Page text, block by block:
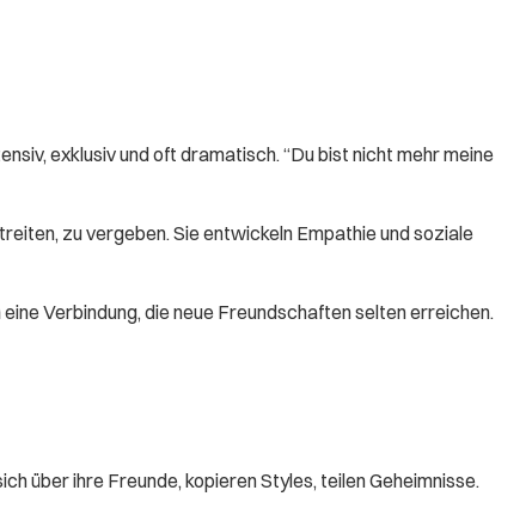
exklusiv und oft dramatisch. “Du bist nicht mehr meine
zu vergeben. Sie entwickeln Empathie und soziale
Verbindung, die neue Freundschaften selten erreichen.
über ihre Freunde, kopieren Styles, teilen Geheimnisse.